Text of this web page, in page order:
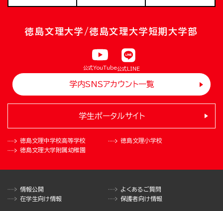
徳島文理大学/徳島文理大学短期大学部
公式YouTube公式LINE
学内SNSアカウント一覧
徳島文理中学校高等学校
徳島文理小学校
徳島文理大学附属幼稚園
学生ポータルサイト
情報公開
よくあるご質問
在学生向け情報
保護者向け情報